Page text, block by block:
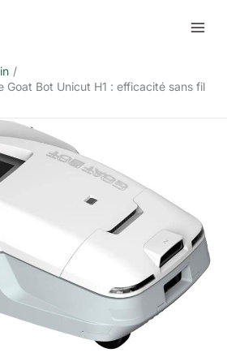
Goat Bot Unicut H1 : efficacité sans fil